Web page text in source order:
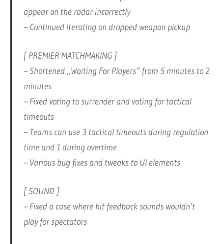
appear on the radar incorrectly
– Continued iterating on dropped weapon pickup
[ PREMIER MATCHMAKING ]
– Shortened „Waiting For Players“ from 5 minutes to 2
minutes
– Fixed voting to surrender and voting for tactical
timeouts
– Teams can use 3 tactical timeouts during regulation
time and 1 during overtime
– Various bug fixes and tweaks to UI elements
[ SOUND ]
– Fixed a case where hit feedback sounds wouldn’t
play for spectators